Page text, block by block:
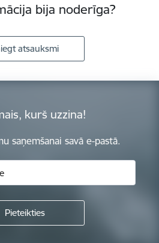
bija noderīga?
atsauksmi
kurš uzzina!
saņemšanai savā e-pastā.